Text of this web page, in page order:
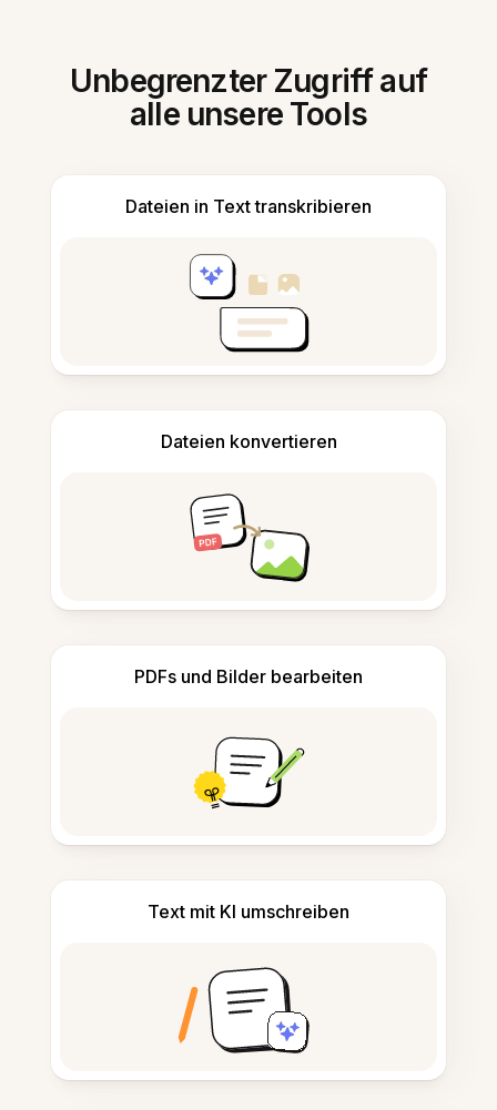
Unbegrenzter Zugriff auf
alle unsere Tools
Dateien in Text transkribieren
Dateien konvertieren
PDFs und Bilder bearbeiten
Text mit KI umschreiben